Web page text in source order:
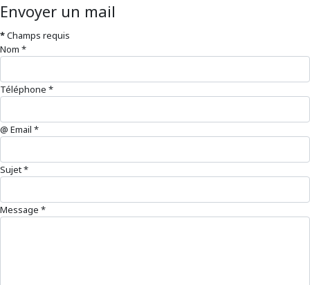
Envoyer un mail
*Champs requis
Nom *
Téléphone *
@ Email *
Sujet*
Message *